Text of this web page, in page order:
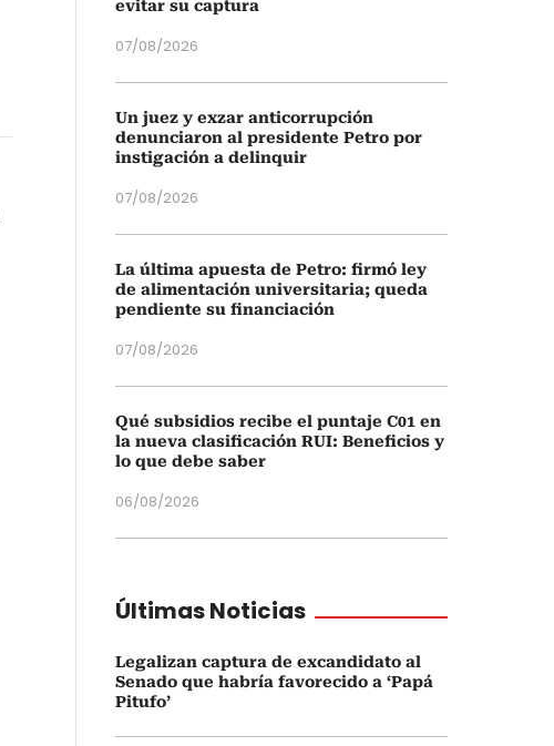
evitar su captura
07/08/2026
Un juez y exzar anticorrupción
denunciaron al presidente Petro por
instigación a delinquir
07/08/2026
La última apuesta de Petro: firmó ley
de alimentación universitaria; queda
pendiente su financiación
07/08/2026
Qué subsidios recibe el puntaje C01 en
la nueva clasificación RUI: Beneficios y
lo que debe saber
06/08/2026
Últimas Noticias
Legalizan captura de excandidato al
Senado que habría favorecido a ‘Papá
Pitufo’